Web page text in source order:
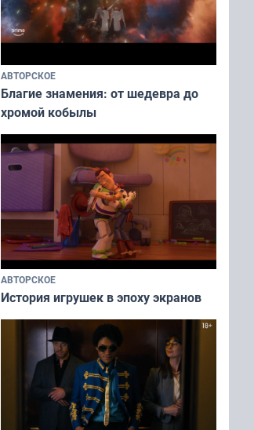
АВТОРСКОЕ
Благие знамения: от шедевра до
хромой кобылы
АВТОРСКОЕ
История игрушек в эпоху экранов